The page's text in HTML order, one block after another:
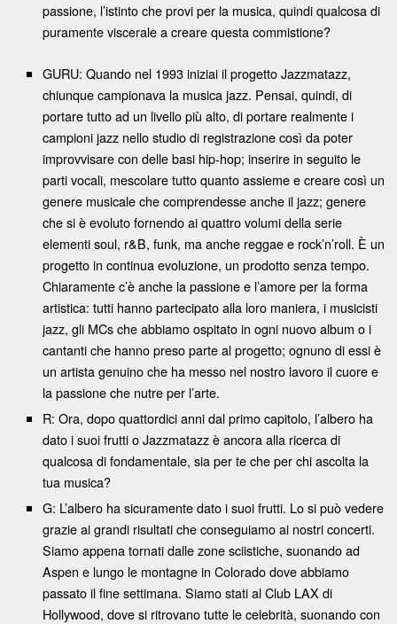
passione, l’istinto che provi per la musica, quindi qualcosa di
puramente viscerale a creare questa commistione?
GURU: Quando nel 1993 iniziai il progetto Jazzmatazz,
chiunque campionava la musica jazz. Pensai, quindi, di
portare tutto ad un livello più alto, di portare realmente i
campioni jazz nello studio di registrazione così da poter
improvvisare con delle basi hip-hop; inserire in seguito le
parti vocali, mescolare tutto quanto assieme e creare così un
genere musicale che comprendesse anche il jazz; genere
che si è evoluto fornendo ai quattro volumi della serie
elementi soul, r&B, funk, ma anche reggae e rock’n’roll. È un
progetto in continua evoluzione, un prodotto senza tempo.
Chiaramente c’è anche la passione e l’amore per la forma
artistica: tutti hanno partecipato alla loro maniera, i musicisti
jazz, gli MCs che abbiamo ospitato in ogni nuovo album o i
cantanti che hanno preso parte al progetto; ognuno di essi è
un artista genuino che ha messo nel nostro lavoro il cuore e
la passione che nutre per l’arte.
R: Ora, dopo quattordici anni dal primo capitolo, l’albero ha
dato i suoi frutti o Jazzmatazz è ancora alla ricerca di
qualcosa di fondamentale, sia per te che per chi ascolta la
tua musica?
G: L’albero ha sicuramente dato i suoi frutti. Lo si può vedere
grazie ai grandi risultati che conseguiamo ai nostri concerti.
Siamo appena tornati dalle zone sciistiche, suonando ad
Aspen e lungo le montagne in Colorado dove abbiamo
passato il fine settimana. Siamo stati al Club LAX di
Hollywood, dove si ritrovano tutte le celebrità, suonando con